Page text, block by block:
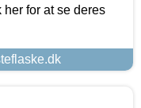
for at se deres